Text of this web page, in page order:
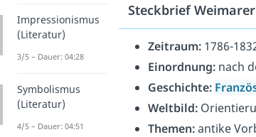
Steckbrief
Zeitraum: 1786-
Einordnung: nach
Geschichte:
Weltbild:
Themen:antike
Impressionismus
(Literatur)
3/5 – Dauer: 04:28
Symbolismus
(Literatur)
4/5 – Dauer: 04:51